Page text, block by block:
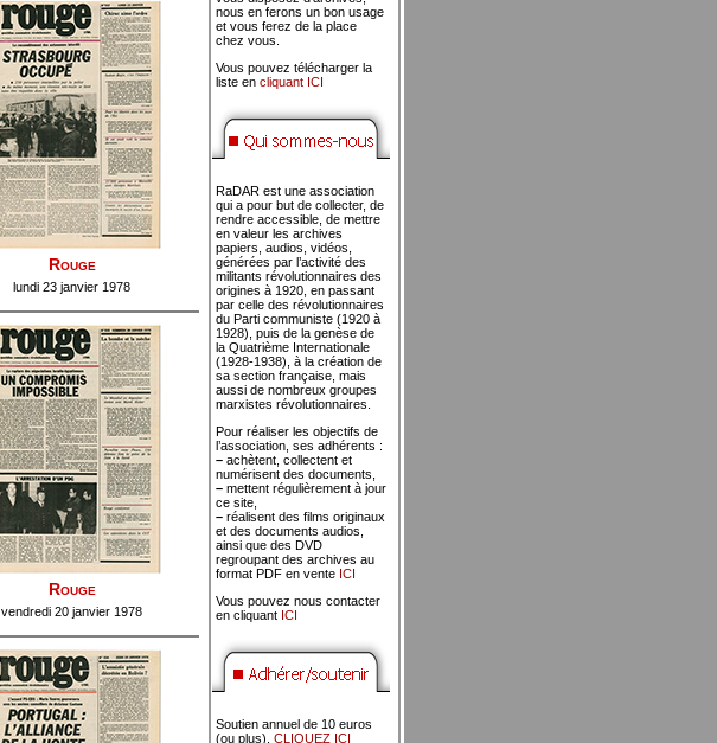
Rouge
lundi 23 janvier 1978
Rouge
vendredi 20 janvier 1978
nous en ferons un bon usage
et vous ferez de la place
chez vous.
Vous pouvez télécharger la
liste en cliquant ICI
RaDAR est une association
qui a pour but de collecter, de
rendre accessible, de mettre
en valeur les archives
papiers, audios, vidéos,
générées par l’activité des
militants révolutionnaires des
origines à 1920, en passant
par celle des révolutionnaires
du Parti communiste (1920 à
1928), puis de la genèse de
la Quatrième Internationale
(1928-1938), à la création de
sa section française, mais
aussi de nombreux groupes
marxistes révolutionnaires.
Pour réaliser les objectifs de
l’association, ses adhérents :
–achètent, collectent et
numérisent des documents,
–mettent régulièrement à jour
ce site,
–réalisent des films originaux
et des documents audios,
ainsi que des DVD
regroupant des archives au
format PDF en vente ICI
Vous pouvez nous contacter
en cliquant ICI
Soutien annuel de 10 euros
(ou plus). CLIQUEZ ICI